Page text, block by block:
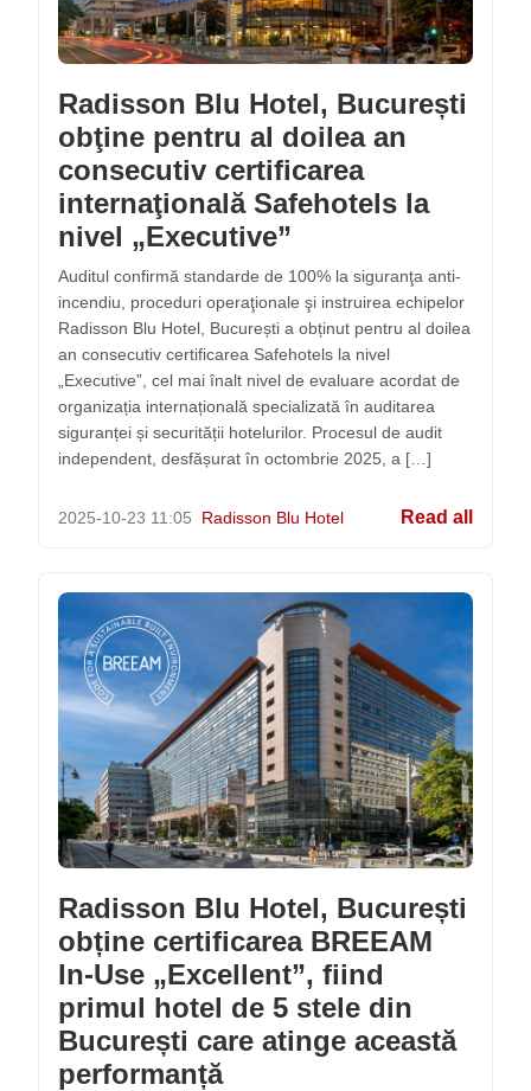
Radisson Blu Hotel, București
obţine pentru al doilea an
consecutiv certificarea
internaţională Safehotels la
nivel „Executive”
Auditul confirmă standarde de 100% la siguranţa anti-
incendiu, proceduri operaţionale şi instruirea echipelor
Radisson Blu Hotel, București a obținut pentru al doilea
an consecutiv certificarea Safehotels la nivel
„Executive”, cel mai înalt nivel de evaluare acordat de
organizația internațională specializată în auditarea
siguranței și securității hotelurilor. Procesul de audit
independent, desfășurat în octombrie 2025, a […]
2025-10-23 11:05 Radisson Blu Hotel Read all
Radisson Blu Hotel, București
obține certificarea BREEAM
In-Use „Excellent”, fiind
primul hotel de 5 stele din
București care atinge această
performanță